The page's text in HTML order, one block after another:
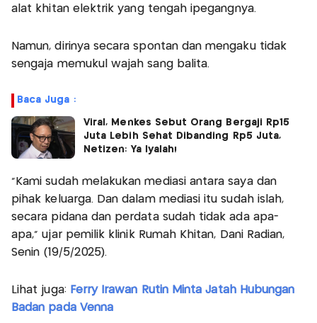
alat khitan elektrik yang tengah ipegangnya.
Namun, dirinya secara spontan dan mengaku tidak
sengaja memukul wajah sang balita.
Baca Juga :
Viral, Menkes Sebut Orang Bergaji Rp15
Juta Lebih Sehat Dibanding Rp5 Juta,
Netizen: Ya Iyalah!
"Kami sudah melakukan mediasi antara saya dan
pihak keluarga. Dan dalam mediasi itu sudah islah,
secara pidana dan perdata sudah tidak ada apa-
apa," ujar pemilik klinik Rumah Khitan, Dani Radian,
Senin (19/5/2025).
Lihat juga: Ferry Irawan Rutin Minta Jatah Hubungan
Badan pada Venna